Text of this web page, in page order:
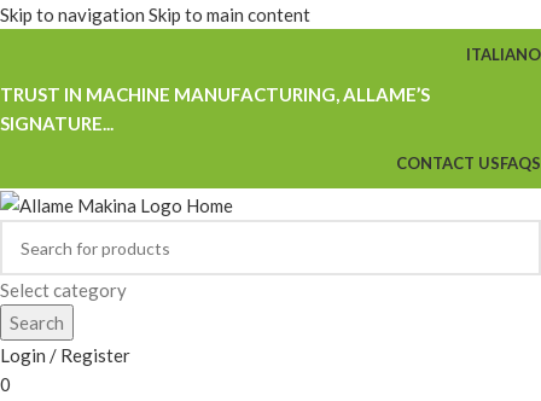
Skip to navigation Skip to main content
ITALIANO
TRUST IN MACHINE MANUFACTURING, ALLAME’S
SIGNATURE...
CONTACT USFAQS
Select category
Search
Login / Register
0